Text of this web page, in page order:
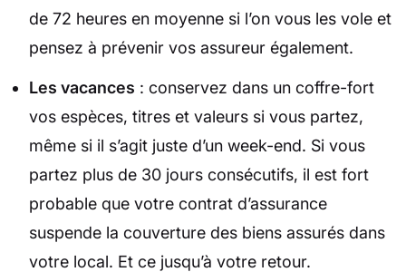
de 72 heures en moyenne si l’on vous les vole et
pensez à prévenir vos assureur également.
Les vacances : conservez dans un coffre-fort
vos espèces, titres et valeurs si vous partez,
même si il s’agit juste d’un week-end. Si vous
partez plus de 30 jours consécutifs, il est fort
probable que votre contrat d’assurance
suspende la couverture des biens assurés dans
votre local. Et ce jusqu’à votre retour.